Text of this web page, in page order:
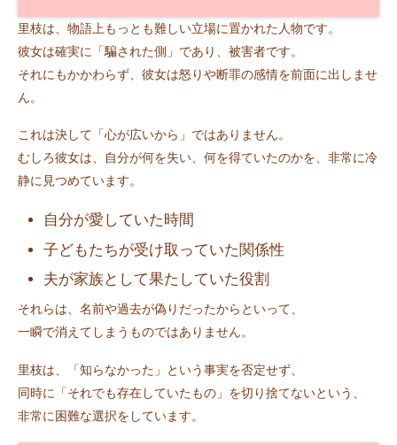
里枝は、物語上もっとも難しい立場に置かれた人物です。
彼女は確実に「騙された側」であり、被害者です。
それにもかかわらず、彼女は怒りや断罪の感情を前面に出しませ
ん。
これは決して「心が広いから」ではありません。
むしろ彼女は、自分が何を失い、何を得ていたのかを、非常に冷
静に見つめています。
自分が愛していた時間
子どもたちが受け取っていた関係性
夫が家族として果たしていた役割
それらは、名前や過去が偽りだったからといって、
一瞬で消えてしまうものではありません。
里枝は、「知らなかった」という事実を否定せず、
同時に「それでも存在していたもの」を切り捨てないという、
非常に困難な選択をしています。